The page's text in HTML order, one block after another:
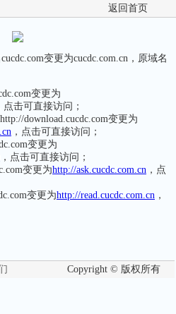
返回首页
变更为cucdc.com.cn，原域名
变更为
点击可直接访问；
download.cucdc.com变更为
，点击可直接访问；
变更为
，点击可直接访问；
变更为http://ask.cucdc.com.cn ，点
变更为http://read.cucdc.com.cn ，
Copyright © 版权所有